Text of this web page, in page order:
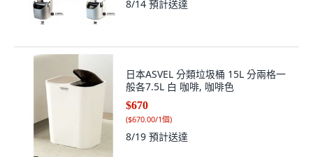
8/14 預計送達
日本ASVEL 分類垃圾桶 15L 分兩格一
般各7.5L 白 咖啡, 咖啡色
$670
($670.00/1個)
8/19 預計送達